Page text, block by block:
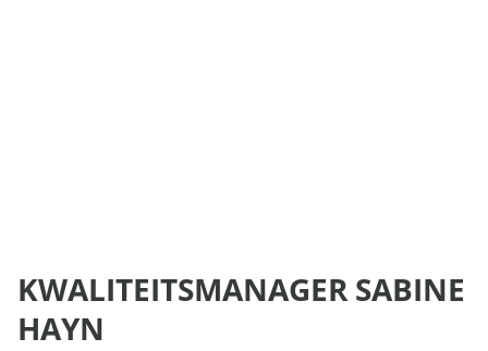
KWALITEITSMANAGER SABINE
HAYN